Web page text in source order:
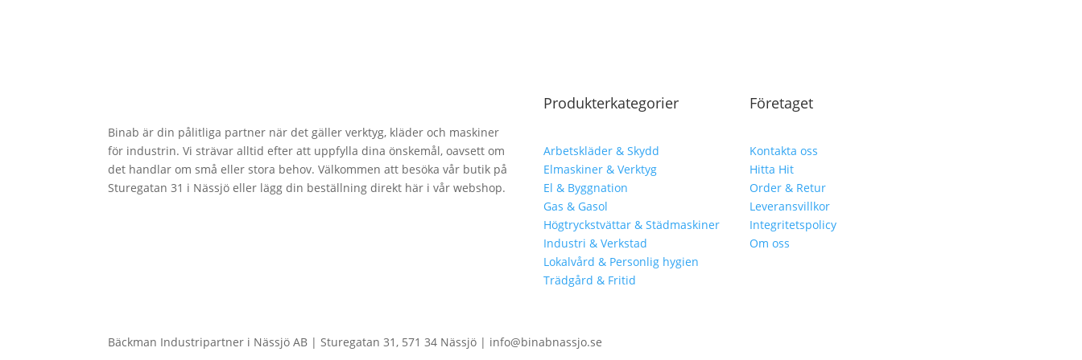
Binab är din pålitliga partner när det gäller verktyg, kläder och maskiner
för industrin. Vi strävar alltid efter att uppfylla dina önskemål, oavsett om
det handlar om små eller stora behov. Välkommen att besöka vår butik på
Sturegatan 31 i Nässjö eller lägg din beställning direkt här i vår webshop.
Produkterkategorier
Arbetskläder & Skydd
Elmaskiner & Verktyg
El & Byggnation
Gas & Gasol
Högtryckstvättar & Städmaskiner
Industri & Verkstad
Lokalvård & Personlig hygien
Trädgård & Fritid
Företaget
Kontakta oss
Hitta Hit
Order & Retur
Leveransvillkor
Integritetspolicy
Om oss
Bäckman Industripartner i Nässjö AB | Sturegatan 31, 571 34 Nässjö | info@binabnassjo.se